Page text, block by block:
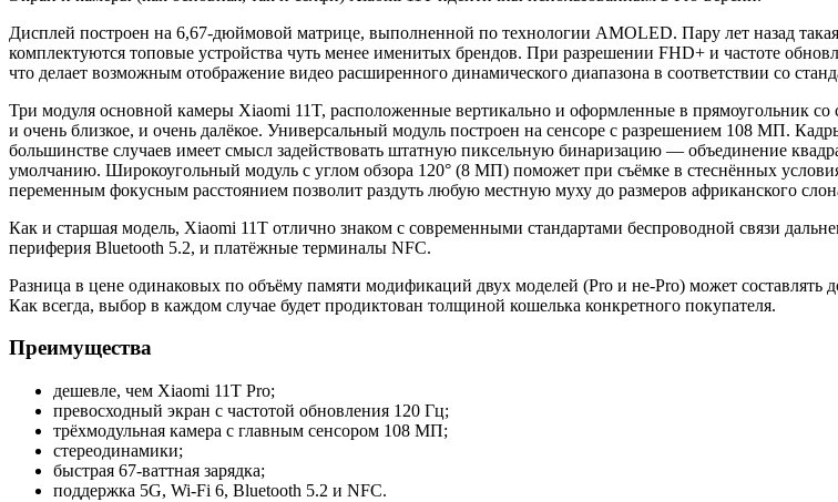
Дисплей построен на 6,67-дюймовой матрице, выполненной по технологии AMOLED. Пару лет назад
комплектуются топовые устройства чуть менее именитых брендов. При разрешении FHD+ и частоте
что делает возможным отображение видео расширенного динамического диапазона в соответствии со
Три модуля основной камеры Xiaomi 11T, расположенные вертикально и оформленные в прямоугольник со
и очень близкое, и очень далёкое. Универсальный модуль построен на сенсоре с разрешением 108 МП.
большинстве случаев имеет смысл задействовать штатную пиксельную бинаризацию — объединение
умолчанию. Широкоугольный модуль с углом обзора 120° (8 МП) поможет при съёмке в стеснённых
переменным фокусным расстоянием позволит раздуть любую местную муху до размеров африканского
Как и старшая модель, Xiaomi 11T отлично знаком с современными стандартами беспроводной связи
периферия Bluetooth 5.2, и платёжные терминалы NFC.
Разница в цене одинаковых по объёму памяти модификаций двух моделей (Pro и не-Pro) может составлять
Как всегда, выбор в каждом случае будет продиктован толщиной кошелька конкретного покупателя.
Преимущества
дешевле, чем Xiaomi 11T Pro;
превосходный экран с частотой обновления 120 Гц;
трёхмодульная камера с главным сенсором 108 МП;
стереодинамики;
быстрая 67-ваттная зарядка;
поддержка 5G, Wi-Fi 6, Bluetooth 5.2 и NFC.